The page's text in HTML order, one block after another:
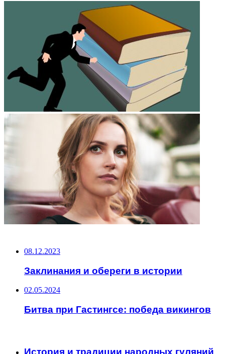
08.12.2023
Заклинания и обереги в истории
02.05.2024
Битва при Гастингсе: победа викингов